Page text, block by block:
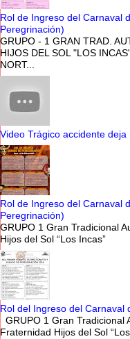
Rol de Ingreso del Carnaval
Peregrinación)
GRUPO - 1 GRAN TRAD.
HIJOS DEL SOL "LOS
NORT...
Video Trágico accidente
Rol de Ingreso del Carnaval
Peregrinación)
GRUPO 1 Gran Tradicional
Hijos del Sol
Rol del Ingreso del Carnaval
GRUPO 1 Gran
Fraternidad Hijos